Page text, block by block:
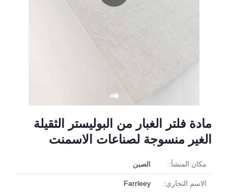
مادة فلتر الغبار من البوليستر الثقيلة
الغير منسوجة لصناعات الاسمنت
مكان المنشأ: الصين
الاسم التجاري: Farrleey